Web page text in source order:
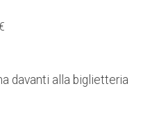
davanti alla biglietteria